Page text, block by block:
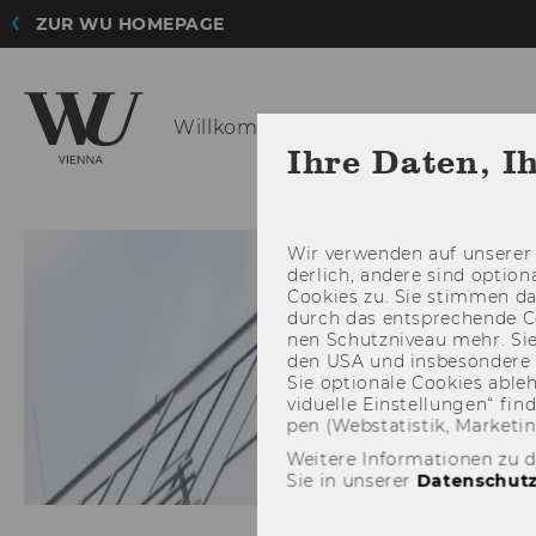
ZUR WU HOMEPAGE
Willkommen am Institut für
Ihre Daten,
Wir ver­wen­den auf
der­lich, an­de­re sind
Coo­kies zu. Sie stim­men
durch das ent­spre­chen­de
nen Schutz­ni­veau mehr.
den USA und
Sie op­tio­na­le Coo­kies
vi­du­el­le Ein­stel­lun­gen“
pen (Web­sta­tis­tik,
Weitere Informationen zu
Sie in unserer